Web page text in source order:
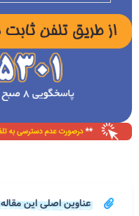
عناوین اصلی این مقاله